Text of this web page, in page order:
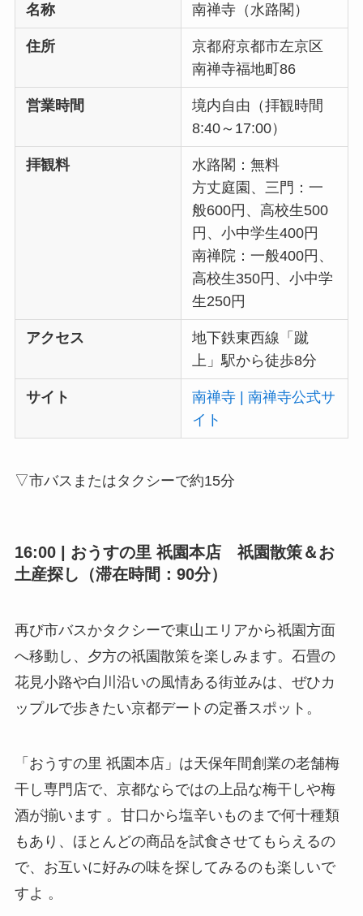
名称 南禅寺（水路閣）
住所
京都府京都市左京区
南禅寺福地町86
営業時間
境内自由（拝観時間
8:40～17:00）
拝観料
水路閣：無料
方丈庭園、三門：一
般600円、高校生500
円、小中学生400円
南禅院：一般400円、
高校生350円、小中学
生250円
アクセス
地下鉄東西線「蹴
上」駅から徒歩8分
サイト
南禅寺 | 南禅寺公式サ
イト
▽市バスまたはタクシーで約15分
16:00 | おうすの里 祇園本店 祇園散策＆お
土産探し（滞在時間：90分）
再び市バスかタクシーで東山エリアから祇園方面
へ移動し、夕方の祇園散策を楽しみます。石畳の
花見小路や白川沿いの風情ある街並みは、ぜひカ
ップルで歩きたい京都デートの定番スポット。
「おうすの里 祇園本店」は天保年間創業の老舗梅
干し専門店で、京都ならではの上品な梅干しや梅
酒が揃います 。甘口から塩辛いものまで何十種類
もあり、ほとんどの商品を試食させてもらえるの
で、お互いに好みの味を探してみるのも楽しいで
すよ 。